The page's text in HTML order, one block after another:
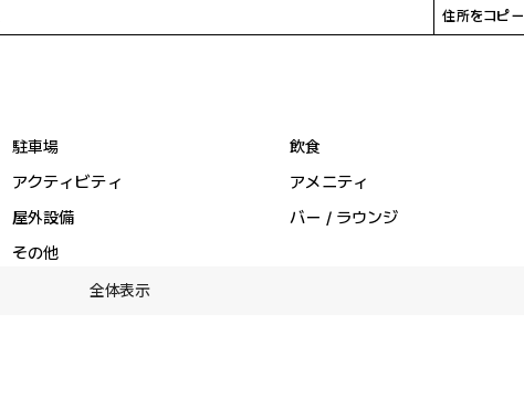
住所をコピー
駐車場
飲食
アクティビティ
アメニティ
屋外設備
バー / ラウンジ
その他
全体表示